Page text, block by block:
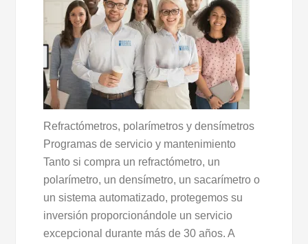
Refractómetros, polarímetros y densímetros
Programas de servicio y mantenimiento
Tanto si compra un refractómetro, un
polarímetro, un densímetro, un sacarímetro o
un sistema automatizado, protegemos su
inversión proporcionándole un servicio
excepcional durante más de 30 años. A